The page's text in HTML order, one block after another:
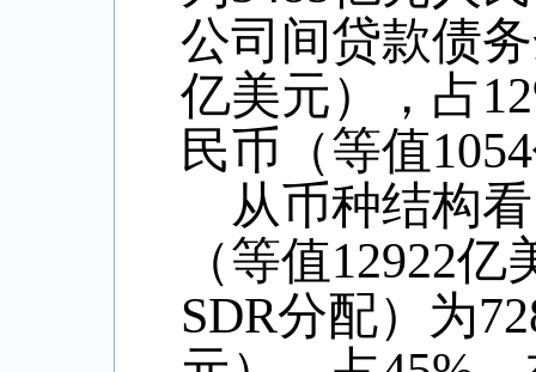
公司间贷款债
亿美元），占
民币（等值1054
从币种结构
（等值12922亿
SDR分配）为